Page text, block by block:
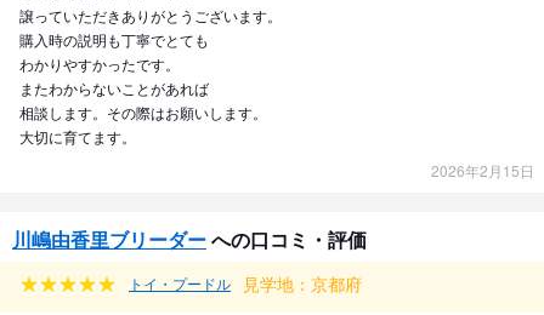
譲っていただきありがとうございます。
購入時の説明も丁寧でとても
わかりやすかったです。
またわからないことがあれば
相談します。その際はお願いします。
大切に育てます。
2026年2月15日
川嶋由香里ブリーダーへの口コミ・評価
トイ・プードル 見学地：京都府